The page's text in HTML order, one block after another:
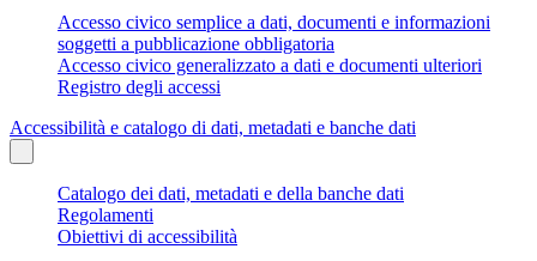
Accesso civico semplice a dati, documenti e informazioni
soggetti a pubblicazione obbligatoria
Accesso civico generalizzato a dati e documenti ulteriori
Registro degli accessi
Accessibilità e catalogo di dati, metadati e banche dati
Catalogo dei dati, metadati e della banche dati
Regolamenti
Obiettivi di accessibilità